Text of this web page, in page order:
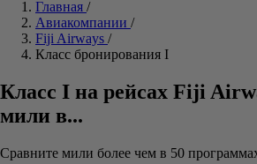
Авиакомпании
Fiji Airways /
Класс бронирования I
начисляет мили в...
точное расстояние для вашего маршрута.